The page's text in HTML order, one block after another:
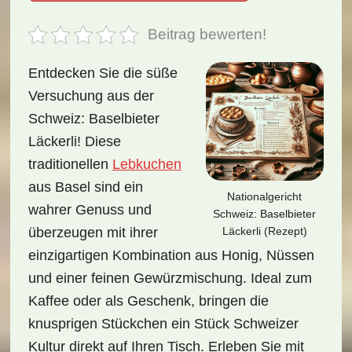
Beitrag bewerten!
Nationalgericht
Schweiz: Baselbieter
Läckerli (Rezept)
Entdecken Sie die süße
Versuchung aus der
Schweiz: Baselbieter
Läckerli! Diese
traditionellen Lebkuchen
aus Basel sind ein
wahrer Genuss und
überzeugen mit ihrer
einzigartigen Kombination aus Honig, Nüssen
und einer feinen Gewürzmischung. Ideal zum
Kaffee oder als Geschenk, bringen die
knusprigen Stückchen ein Stück Schweizer
Kultur direkt auf Ihren Tisch. Erleben Sie mit